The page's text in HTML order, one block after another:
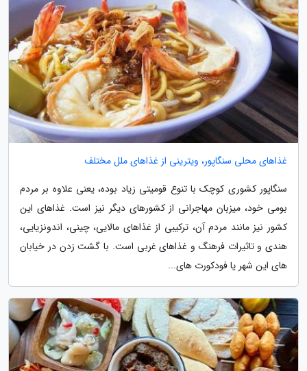
غذاهای محلی سنگاپور، ویترینی از غذاهای ملل مختلف
سنگاپور کشوری کوچک با تنوع قومیتی زیاد بوده، یعنی علاوه بر مردم
بومی خود، میزبان مهاجرانی از کشورهای دیگر نیز است. غذاهای این
کشور نیز مانند مردم آن، ترکیبی از غذاهای مالایی، چینی، اندونزیایی،
هندی و تاثیرات فرهنگ و غذاهای غربی است. با گشت زدن در خیابان
های این شهر یا فودکورت های...